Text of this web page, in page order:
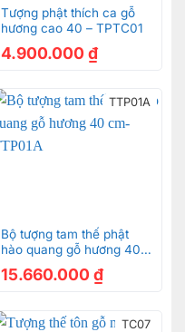
Tượng phật thích ca gỗ
hương cao 40 – TPTC01
4.900.000 ₫
TTP01A
Bộ tượng tam thế phật
hào quang gỗ hương 40
15.660.000 ₫
TC07